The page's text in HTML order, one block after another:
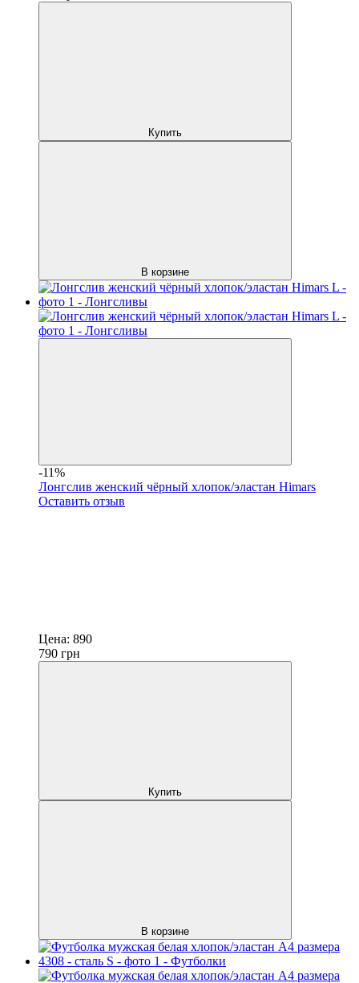
Купить
В корзине
-11%
Лонгслив женский чёрный хлопок/эластан Himars
Оставить отзыв
Цена: 890
790 грн
Купить
В корзине